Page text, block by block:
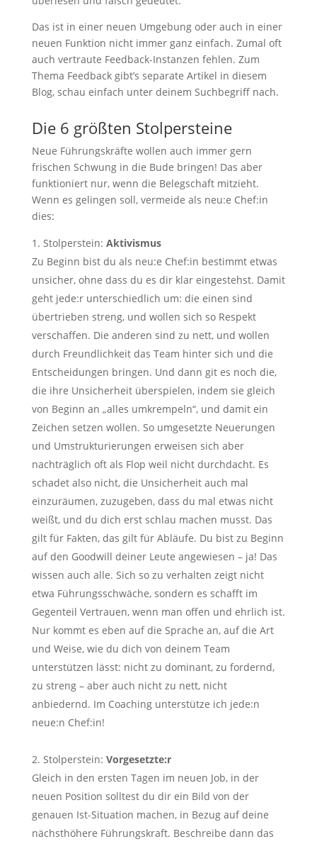
Das ist in einer neuen Umgebung oder auch in einer
neuen Funktion nicht immer ganz einfach. Zumal oft
auch vertraute Feedback-Instanzen fehlen. Zum
Thema Feedback gibt’s separate Artikel in diesem
Blog, schau einfach unter deinem Suchbegriff nach.
Die 6 größten Stolpersteine
Neue Führungskräfte wollen auch immer gern
frischen Schwung in die Bude bringen! Das aber
funktioniert nur, wenn die Belegschaft mitzieht.
Wenn es gelingen soll, vermeide als neu:e Chef:in
dies:
Stolperstein: Aktivismus
Zu Beginn bist du als neu:e Chef:in bestimmt etwas
unsicher, ohne dass du es dir klar eingestehst. Damit
geht jede:r unterschiedlich um: die einen sind
übertrieben streng, und wollen sich so Respekt
verschaffen. Die anderen sind zu nett, und wollen
durch Freundlichkeit das Team hinter sich und die
Entscheidungen bringen. Und dann git es noch die,
die ihre Unsicherheit überspielen, indem sie gleich
von Beginn an „alles umkrempeln“, und damit ein
Zeichen setzen wollen. So umgesetzte Neuerungen
und Umstrukturierungen erweisen sich aber
nachträglich oft als Flop weil nicht durchdacht. Es
schadet also nicht, die Unsicherheit auch mal
einzuräumen, zuzugeben, dass du mal etwas nicht
weißt, und du dich erst schlau machen musst. Das
gilt für Fakten, das gilt für Abläufe. Du bist zu Beginn
auf den Goodwill deiner Leute angewiesen – ja! Das
wissen auch alle. Sich so zu verhalten zeigt nicht
etwa Führungsschwäche, sondern es schafft im
Gegenteil Vertrauen, wenn man offen und ehrlich ist.
Nur kommt es eben auf die Sprache an, auf die Art
und Weise, wie du dich von deinem Team
unterstützen lässt: nicht zu dominant, zu fordernd,
zu streng – aber auch nicht zu nett, nicht
anbiedernd. Im Coaching unterstütze ich jede:n
neue:n Chef:in!
Stolperstein: Vorgesetzte:r
Gleich in den ersten Tagen im neuen Job, in der
neuen Position solltest du dir ein Bild von der
genauen Ist-Situation machen, in Bezug auf deine
nächsthöhere Führungskraft. Beschreibe dann das